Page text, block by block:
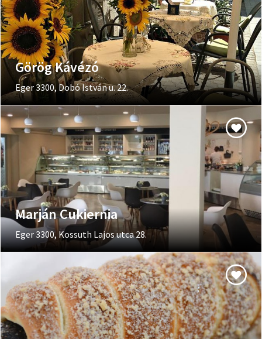
Görög Kávézó
Eger 3300, Dobó István u. 22.
Marján Cukiernia
Eger 3300, Kossuth Lajos utca 28.